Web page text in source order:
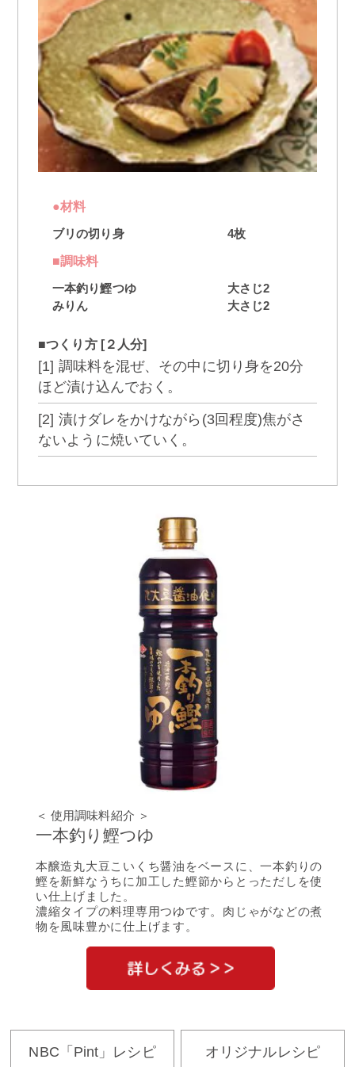
●材料
ブリの切り身 4枚
■調味料
一本釣り鰹つゆ
大さじ2
みりん
大さじ2
■つくり方 [２人分]
[1] 調味料を混ぜ、その中に切り身を20分
ほど漬け込んでおく。
[2] 漬けダレをかけながら(3回程度)焦がさ
ないように焼いていく。
＜ 使用調味料紹介 ＞
一本釣り鰹つゆ
本醸造丸大豆こいくち醤油をベースに、一本釣りの
鰹を新鮮なうちに加工した鰹節からとっただしを使
い仕上げました。
濃縮タイプの料理専用つゆです。肉じゃがなどの煮
物を風味豊かに仕上げます。
NBC「Pint」レシピ オリジナルレシピ